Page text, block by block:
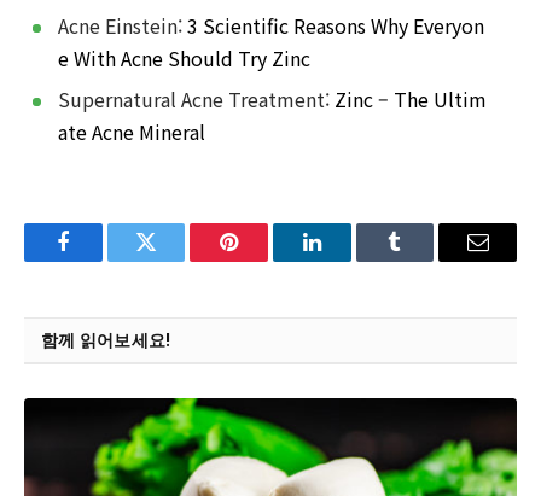
Acne Einstein:3 Scientific Reasons Why Everyon
e With Acne Should Try Zinc
Supernatural Acne Treatment: Zinc – The Ultim
ate Acne Mineral
FacebookTwitter Pinterest LinkedInTumblr Email
함께 읽어보세요!